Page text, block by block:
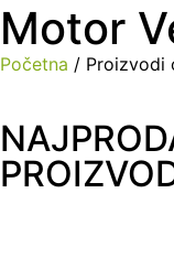
Motor
Početna / Proizvodi